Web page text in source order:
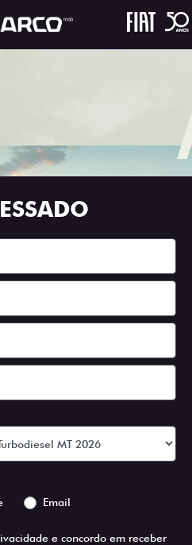
Email
e concordo em receber